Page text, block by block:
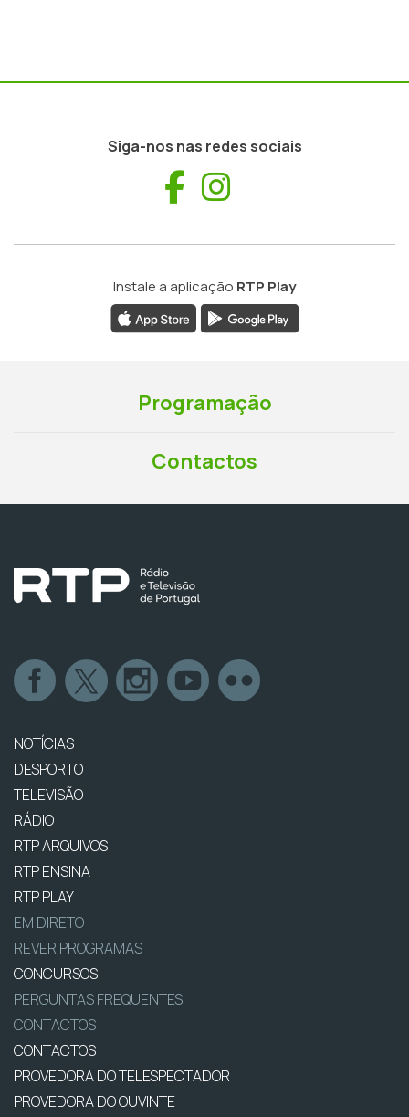
Siga-nos nas redes sociais
Facebook
Instale a aplicação RTP Play
Programação
Contactos
NOTÍCIAS
DESPORTO
TELEVISÃO
RÁDIO
RTP ARQUIVOS
RTP ENSINA
RTP PLAY
EM DIRETO
REVER PROGRAMAS
CONCURSOS
PERGUNTAS FREQUENTES
CONTACTOS
CONTACTOS
PROVEDORA DO TELESPECTADOR
PROVEDORA DO OUVINTE